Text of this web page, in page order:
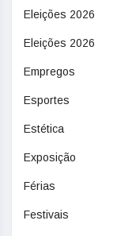
Eleições 2026
Eleições 2026
Empregos
Esportes
Estética
Exposição
Férias
Festivais